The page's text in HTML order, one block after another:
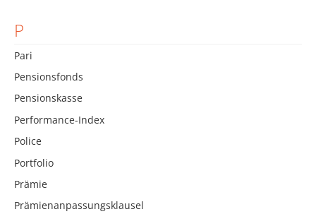
P
Pari
Pensionsfonds
Pensionskasse
Performance-Index
Police
Portfolio
Prämie
Prämienanpassungsklausel